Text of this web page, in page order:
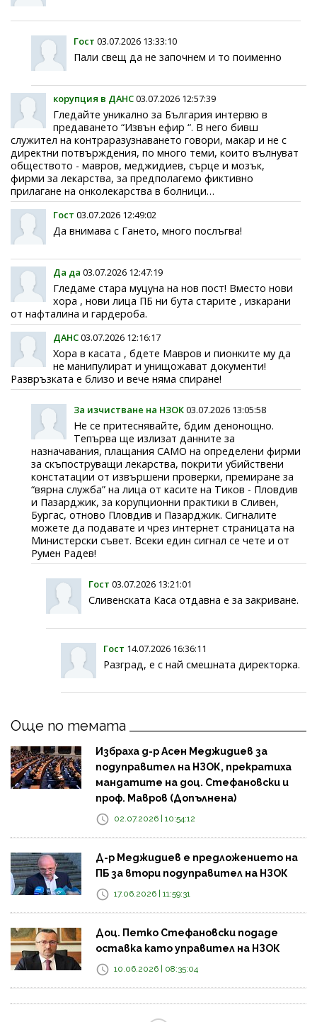
Гост 03.07.2026 13:33:10
Пали свещ да не започнем и то поименно
корупция в ДАНС03.07.2026 12:57:39
Гледайте уникално за България интервю в
предаването “Извън ефир “. В него бивш
служител на контраразузнаването говори, макар и не с
директни потвърждения, по много теми, които вълнуват
обществото - мавров, меджидиев, сърце и мозък,
фирми за лекарства, за предполагемо фиктивно
прилагане на онколекарства в болници…
Гост 03.07.2026 12:49:02
Да внимава с Гането, много послъгва!
Да да 03.07.2026 12:47:19
Гледаме стара муцуна на нов пост! Вместо нови
хора , нови лица ПБ ни бута старите , изкарани
от нафталина и гардероба.
ДАНС03.07.2026 12:16:17
Хора в касата , бдете Мавров и пионките му да
не манипулират и унищожават документи!
Развръзката е близо и вече няма спиране!
За изчистване на НЗОК03.07.2026 13:05:58
Не се притеснявайте, бдим денонощно.
Тепърва ще излизат данните за
назначавания, плащания САМО на определени фирми
за скъпоструващи лекарства, покрити убийствени
констатации от извършени проверки, премиране за
“вярна служба” на лица от касите на Тиков - Пловдив
и Пазарджик, за корупционни практики в Сливен,
Бургас, отново Пловдив и Пазарджик. Сигналите
можете да подавате и чрез интернет страницата на
Министерски съвет. Всеки един сигнал се чете и от
Румен Радев!
Гост 03.07.2026 13:21:01
Сливенската Каса отдавна е за закриване.
Гост 14.07.2026 16:36:11
Разград, е с най смешната директорка.
Още по темата
Избраха д-р Асен Меджидиев за
подуправител на НЗОК, прекратиха
мандатите на доц. Стефановски и
проф. Мавров (Допълнена)
02.07.2026 | 10:54:12
Д-р Меджидиев е предложението на
ПБ за втори подуправител на НЗОК
17.06.2026 | 11:59:31
Доц. Петко Стефановски подаде
оставка като управител на НЗОК
10.06.2026 | 08:35:04